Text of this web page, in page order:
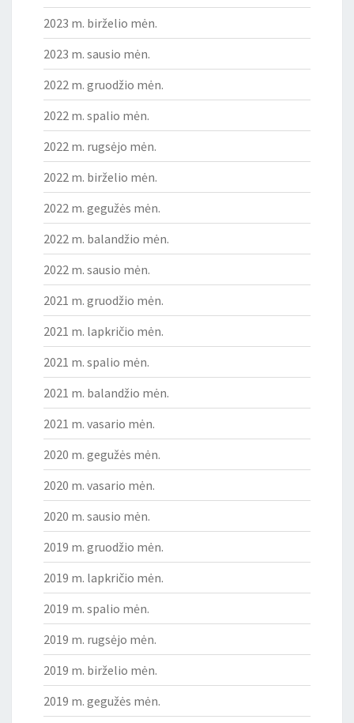
2023 m. birželio mėn.
2023 m. sausio mėn.
2022 m. gruodžio mėn.
2022 m. spalio mėn.
2022 m. rugsėjo mėn.
2022 m. birželio mėn.
2022 m. gegužės mėn.
2022 m. balandžio mėn.
2022 m. sausio mėn.
2021 m. gruodžio mėn.
2021 m. lapkričio mėn.
2021 m. spalio mėn.
2021 m. balandžio mėn.
2021 m. vasario mėn.
2020 m. gegužės mėn.
2020 m. vasario mėn.
2020 m. sausio mėn.
2019 m. gruodžio mėn.
2019 m. lapkričio mėn.
2019 m. spalio mėn.
2019 m. rugsėjo mėn.
2019 m. birželio mėn.
2019 m. gegužės mėn.